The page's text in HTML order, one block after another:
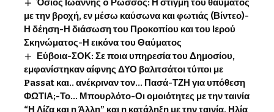
Όσιος Ιωάννης o Ρώσσος: Η στιγμή του θαύματος
με την βροχή, εν μέσω καύσωνα και φωτιάς (Βίντεο)-
Η δέηση-Η διάσωση του Προκοπίου και του Ιερού
Σκηνώματος-Η εικόνα του Θαύματος
Εύβοια-ΣΟΚ: Σε ποια υπηρεσία του Δημοσίου,
εμφανίστηκαν αίφνης ΔΥΟ βαλιτσάτοι τύποι με
Passat και.. ανέκριναν τον… Πασά-ΤΖΗ για υπόθεση
ΦΩΤΙΑ;-Το… Μπουρλότο-Οι ομοιότητες με την ταινία
“Η Λίζα και η Άλλη” και η κατάληξη με την ταινία, Ηλία